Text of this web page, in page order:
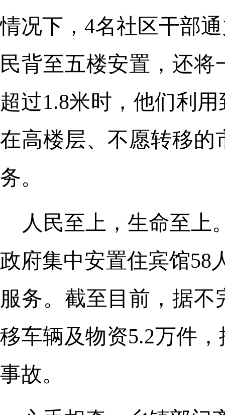
情况下，4名社区干部
民背至五楼安置，还
超过1.8米时，他们利
在高楼层、不愿转移的
务。
人民至上，生命至上
政府集中安置住宾馆58
服务。截至目前，据
移车辆及物资5.2万件
事故。